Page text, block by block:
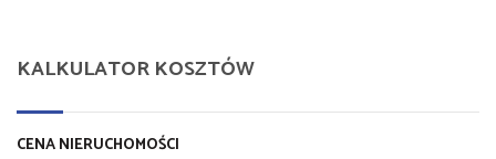
KALKULATOR KOSZTÓW
CENA NIERUCHOMOŚCI